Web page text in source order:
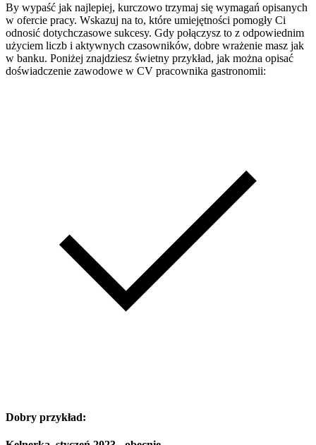
By wypaść jak najlepiej, kurczowo trzymaj się wymagań opisanych
w ofercie pracy. Wskazuj na to, które umiejętności pomogły Ci
odnosić dotychczasowe sukcesy. Gdy połączysz to z odpowiednim
użyciem liczb i aktywnych czasowników, dobre wrażenie masz jak
w banku. Poniżej znajdziesz świetny przykład, jak można opisać
doświadczenie zawodowe w CV pracownika gastronomii:
Dobry przykład: